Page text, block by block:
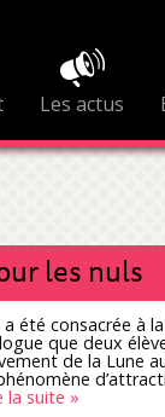
Les actus
les nuls
été consacrée à
que deux
de la Lune
la suite »